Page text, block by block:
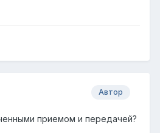
Автор
приемом и передачей?